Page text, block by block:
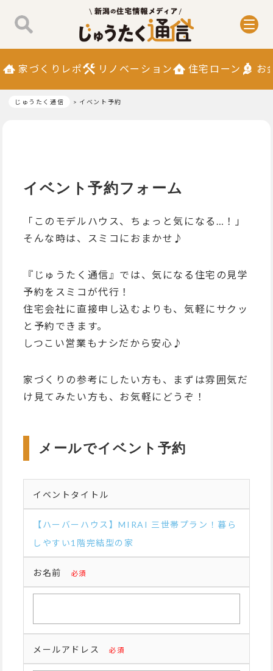
家づくりレポ リノベーション 住宅ローン お
じゅうたく通信 イベント予約
イベント予約フォーム
「このモデルハウス、ちょっと気になる…！」
そんな時は、スミコにおまかせ♪
『じゅうたく通信』では、気になる住宅の見学
予約をスミコが代行！
住宅会社に直接申し込むよりも、気軽にサクッ
と予約できます。
しつこい営業もナシだから安心♪
家づくりの参考にしたい方も、まずは雰囲気だ
け見てみたい方も、お気軽にどうぞ！
メールでイベント予約
イベントタイトル
【ハーバーハウス】MIRAI 三世帯プラン！暮ら
しやすい1階完結型の家
お名前
メールアドレス